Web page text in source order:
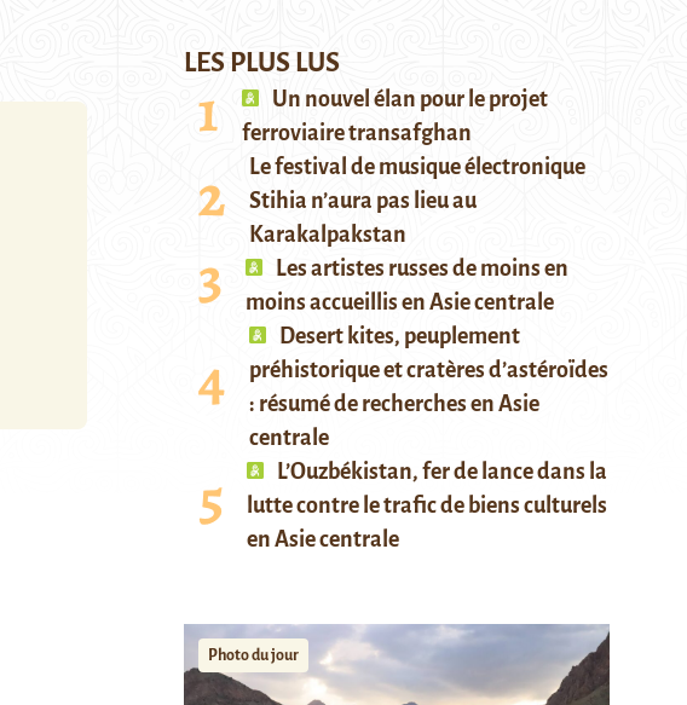
LES PLUS LUS
Un nouvel élan pour le projet
ferroviaire transafghan
Le festival de musique électronique
Stihia n’aura pas lieu au
Karakalpakstan
Les artistes russes de moins en
moins accueillis en Asie centrale
Desert kites, peuplement
préhistorique et cratères d’astéroïdes
: résumé de recherches en Asie
centrale
L’Ouzbékistan, fer de lance dans la
lutte contre le trafic de biens culturels
en Asie centrale
Photo du jour